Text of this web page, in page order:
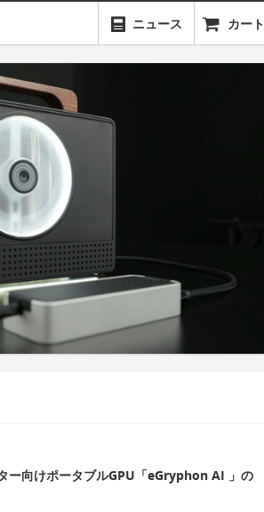
ニュース カート
ー向けポータブルGPU「eGryphon AI 」の